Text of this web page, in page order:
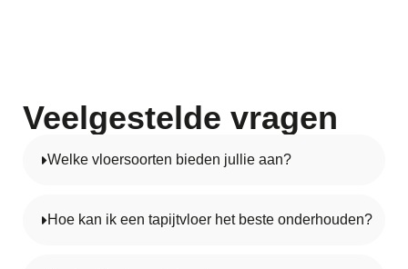
Veelgestelde vragen
Welke vloersoorten bieden jullie aan?
Hoe kan ik een tapijtvloer het beste onderhouden?